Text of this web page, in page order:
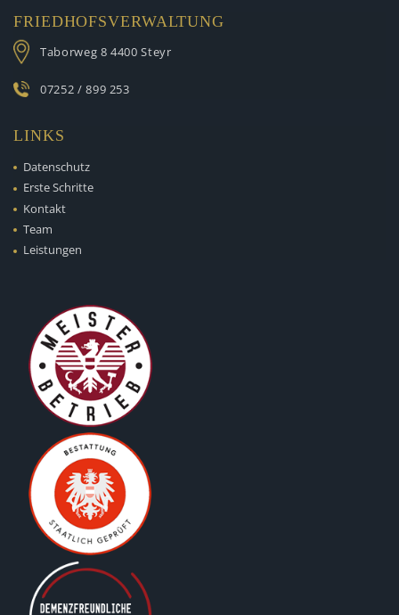
FRIEDHOFSVERWALTUNG
Taborweg 8 4400 Steyr
07252 / 899 253
LINKS
Datenschutz
Erste Schritte
Kontakt
Team
Leistungen